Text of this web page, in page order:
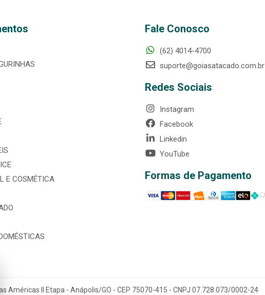
E COSMÉTICA
Fale Conosco
(62) 4014-4700
suporte@goiasatacado.com.br
Redes Sociais
Instagram
Facebook
Linkedin
YouTube
Formas de Pagamento
Américas II Etapa - Anápolis/GO - CEP 75070-415 - CNPJ 07.728.073/0002-24